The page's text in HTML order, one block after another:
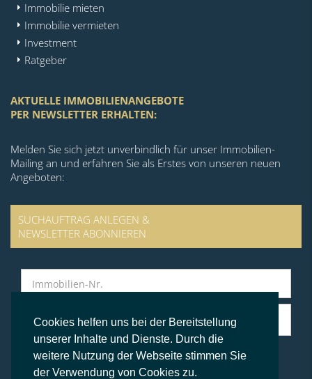
Cookies helfen uns bei der Bereitstellung
unserer Inhalte und Dienste. Durch die
weitere Nutzung der Webseite stimmen Sie
der Verwendung von Cookies zu.
Immobilie mieten
Immobilie vermieten
Investment
Ratgeber
AKTUELLE IMMOBILIENANGEBOTE
PER NEWSLETTER ERHALTEN:
Melden Sie sich jetzt unverbindlich für unser Immobilien-
Mailing an und erfahren Sie als Erstes von unseren neuen
Angeboten:
SUCHAUFTRAG ANLEGEN &
NEWSLETTER ABONNIEREN